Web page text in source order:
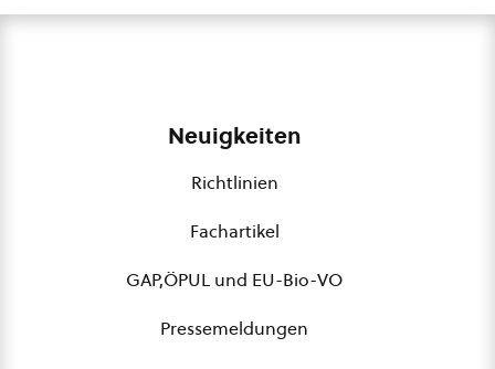
Neuigkeiten
Richtlinien
Fachartikel
GAP,ÖPUL und EU-Bio-VO
Pressemeldungen